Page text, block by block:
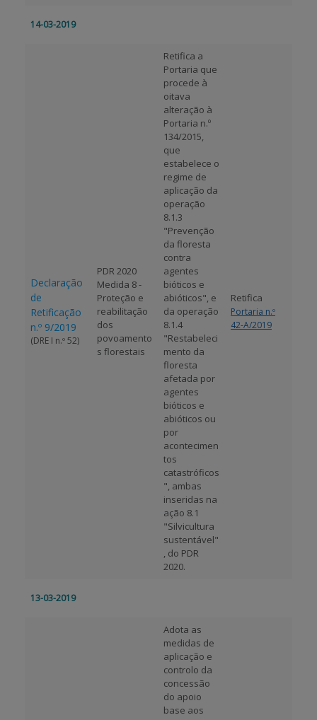
14-03-2019
Declaração
de
Retificação
n.º 9/2019
(DRE I n.º 52)
PDR 2020
Medida 8 -
Proteção e
reabilitação
dos
povoamento
s florestais
Retifica a
Portaria que
procede à
oitava
alteração à
Portaria n.º
134/2015,
que
estabelece o
regime de
aplicação da
operação
8.1.3
"Prevenção
da floresta
contra
agentes
bióticos e
abióticos", e
da operação
8.1.4
"Restabeleci
mento da
floresta
afetada por
agentes
bióticos e
abióticos ou
por
acontecimen
tos
catastróficos
", ambas
inseridas na
ação 8.1
"Silvicultura
sustentável"
, do PDR
2020.
Retifica
Portaria n.º
42-A/2019
13-03-2019
Adota as
medidas de
aplicação e
controlo da
concessão
do apoio
base aos